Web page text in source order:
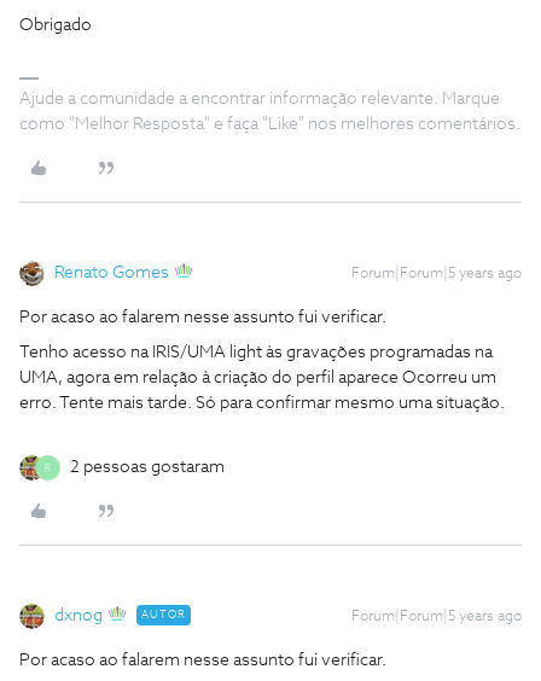
Obrigado
Ajude a comunidade a encontrar informação relevante. Marque
como "Melhor Resposta" e faça "Like" nos melhores comentários.
Renato Gomes Forum|Forum|5 years ago
Por acaso ao falarem nesse assunto fui verificar.
Tenho acesso na IRIS/UMA light às gravações programadas na
UMA, agora em relação à criação do perfil aparece Ocorreu um
erro. Tente mais tarde. Só para confirmar mesmo uma situação.
R 2 pessoas gostaram
dxnog AUTOR Forum|Forum|5 years ago
Por acaso ao falarem nesse assunto fui verificar.